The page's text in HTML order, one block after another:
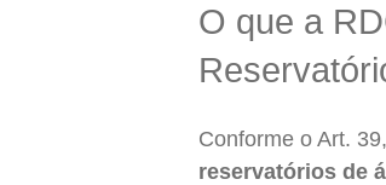
O que a
Conforme o Art.
reservatórios de